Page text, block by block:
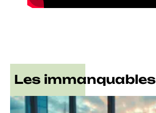
Les immanquables